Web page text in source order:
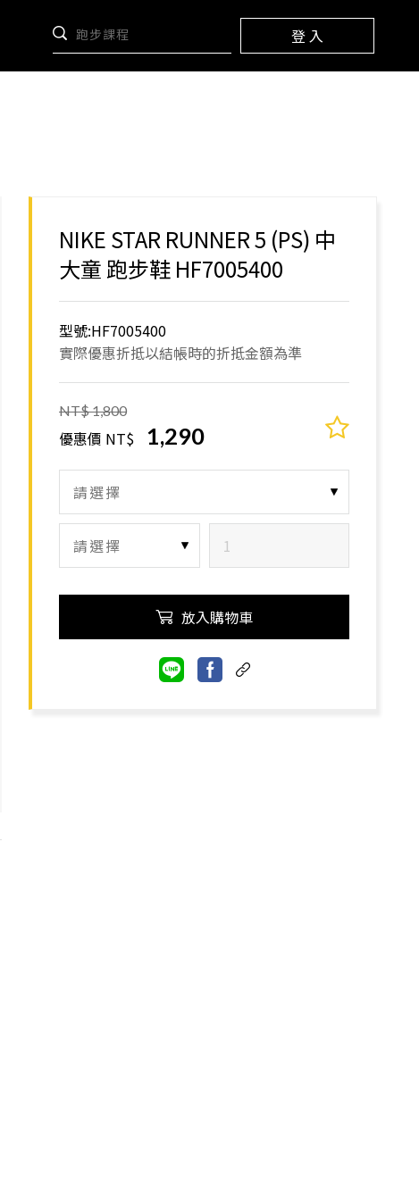
登 入
NIKE STAR RUNNER 5 (PS) 中
大童 跑步鞋 HF7005400
型號:HF7005400
實際優惠折抵以結帳時的折抵金額為準
NT$ 1,800
優惠價 NT$ 1,290
放入購物車